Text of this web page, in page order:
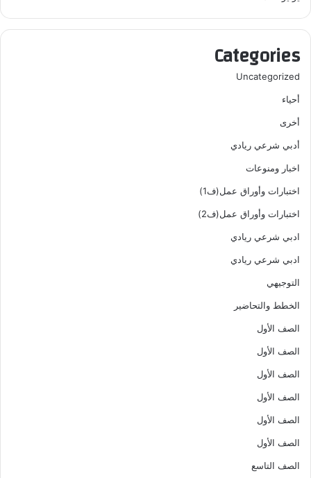
Categories
Uncategorized
أحياء
أخرى
أدبي شرعي ريادي
اخبار ومنوعات
اختبارات وأوراق عمل(ف1)
اختبارات وأوراق عمل(ف2)
ادبي شرعي ريادي
ادبي شرعي ريادي
التوجيهي
الخطط والتحاضير
الصف الأول
الصف الأول
الصف الأول
الصف الأول
الصف الأول
الصف الأول
الصف التاسع